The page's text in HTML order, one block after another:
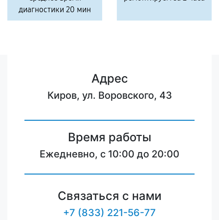
диагностики 20 мин
Адрес
Киров, ул. Воровского, 43
Время работы
Ежедневно, с 10:00 до 20:00
Связаться с нами
+7 (833) 221-56-77